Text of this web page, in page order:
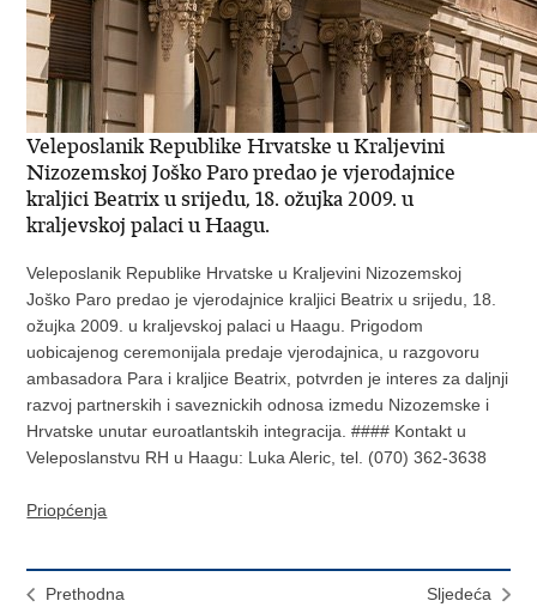
Veleposlanik Republike Hrvatske u Kraljevini
Nizozemskoj Joško Paro predao je vjerodajnice
kraljici Beatrix u srijedu, 18. ožujka 2009. u
kraljevskoj palaci u Haagu.
Veleposlanik Republike Hrvatske u Kraljevini Nizozemskoj
Joško Paro predao je vjerodajnice kraljici Beatrix u srijedu, 18.
ožujka 2009. u kraljevskoj palaci u Haagu. Prigodom
uobicajenog ceremonijala predaje vjerodajnica, u razgovoru
ambasadora Para i kraljice Beatrix, potvrden je interes za daljnji
razvoj partnerskih i saveznickih odnosa izmedu Nizozemske i
Hrvatske unutar euroatlantskih integracija. #### Kontakt u
Veleposlanstvu RH u Haagu: Luka Aleric, tel. (070) 362-3638
Priopćenja
Prethodna
Sljedeća